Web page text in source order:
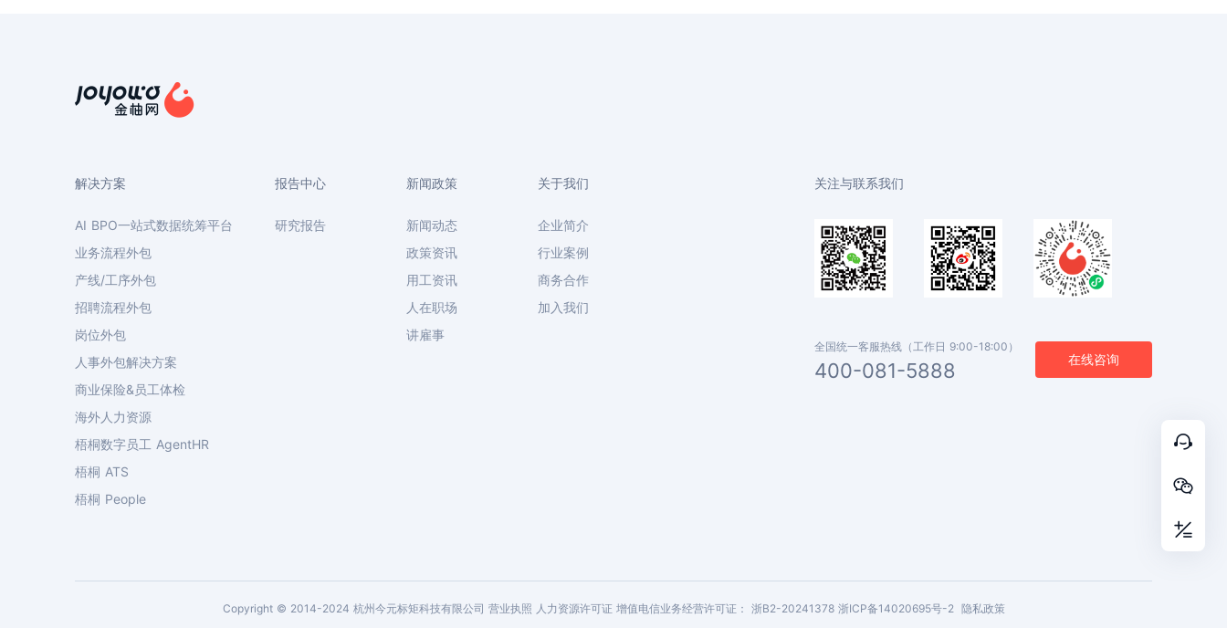



解决方案
AI BPO一站式数据统筹平台
业务流程外包
产线/工序外包
招聘流程外包
岗位外包
人事外包解决方案
商业保险&员工体检
海外人力资源
梧桐数字员工 AgentHR
梧桐 ATS
梧桐 People
报告中心
研究报告
新闻政策
新闻动态
政策资讯
用工资讯
人在职场
讲雇事
关于我们
企业简介
行业案例
商务合作
加入我们
关注与联系我们
全国统一客服热线（工作日 9:00-18:00）
400-081-5888 在线咨询
Copyright © 2014-2024 杭州今元标矩科技有限公司 营业执照 人力资源许可证 增值电信业务经营许可证： 浙B2-20241378 浙ICP备14020695号-2 隐私政策